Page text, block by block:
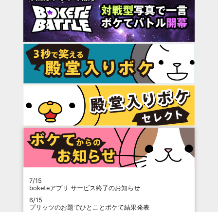
7/15
boketeアプリ サービス終了のお知らせ
6/15
プリッツのお題でひとことボケて結果発表